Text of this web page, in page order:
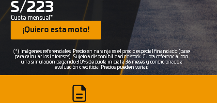
S/223
Cuota mensual*
¡Quiero esta moto!
(*) Imágenes referenciales. Precio en naranja es el precio especial financiado (base
para calcular los intereses). Sujeto a disponibilidad de stock. Cuota referencial con
una simulación pagando 30% de cuota inicial a 36 meses y condicionado a
evaluación crediticia. Precios pueden variar.